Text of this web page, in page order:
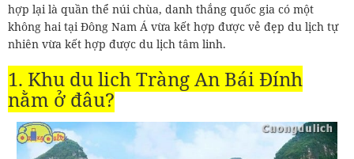
hợp lại là quần thể núi chùa, danh thắng quốc gia có một
không hai tại Đông Nam Á vừa kết hợp được vẻ đẹp du lịch tự
nhiên vừa kết hợp được du lịch tâm linh.
1. Khu du lịch Tràng An Bái Đính
nằm ở đâu?